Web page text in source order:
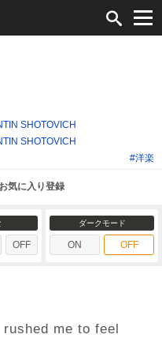
SHOTOVICH
SHOTOVICH
#洋楽
お気に入り登録
OFF
ダークモード
ON OFF
me to feel